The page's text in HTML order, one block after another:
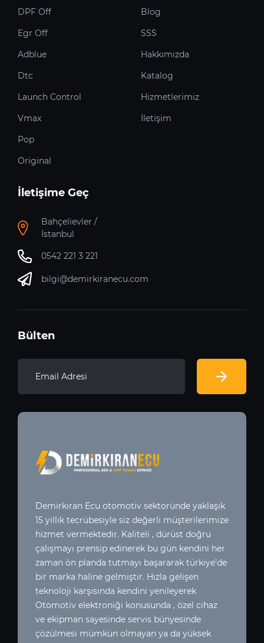
DPF Off
Egr Off
Adblue
Dtc
Launch Control
Vmax
Pop
Original
Blog
SSS
Hakkımızda
Katalog
Hizmetlerimiz
İletişim
İletişime Geç
Bahçelievler /
İstanbul
0542 221 3 221
bilgi@demirkiranecu.com
Bülten
Demirkıran Ecu otomotiv sektoründe yaklaşık
15 yıllık tecrübesiyle siz değerli müşterilerimize
hizmet vermektedir. Kaliteli , dürüst doğru
çalışmayı prensip edinerek bu gün kendini her
zaman ön planda tutmayı başararak türkiye’de
bir marka haline gelmiştir. Hızla gelişen
teknoloji karşısında kendini yenileyerek
Otomotiv elektroniği konusunda , özel cihaz
ve ekipman sayesinde servis bünyesinde
çözülmesi mümkün olmayan ya da yüksek